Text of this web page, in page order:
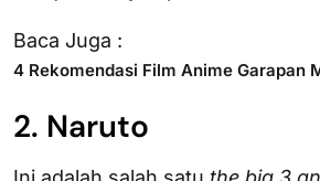
Baca Juga :
4 Rekomendasi Film Anime Garapan
2. Naruto